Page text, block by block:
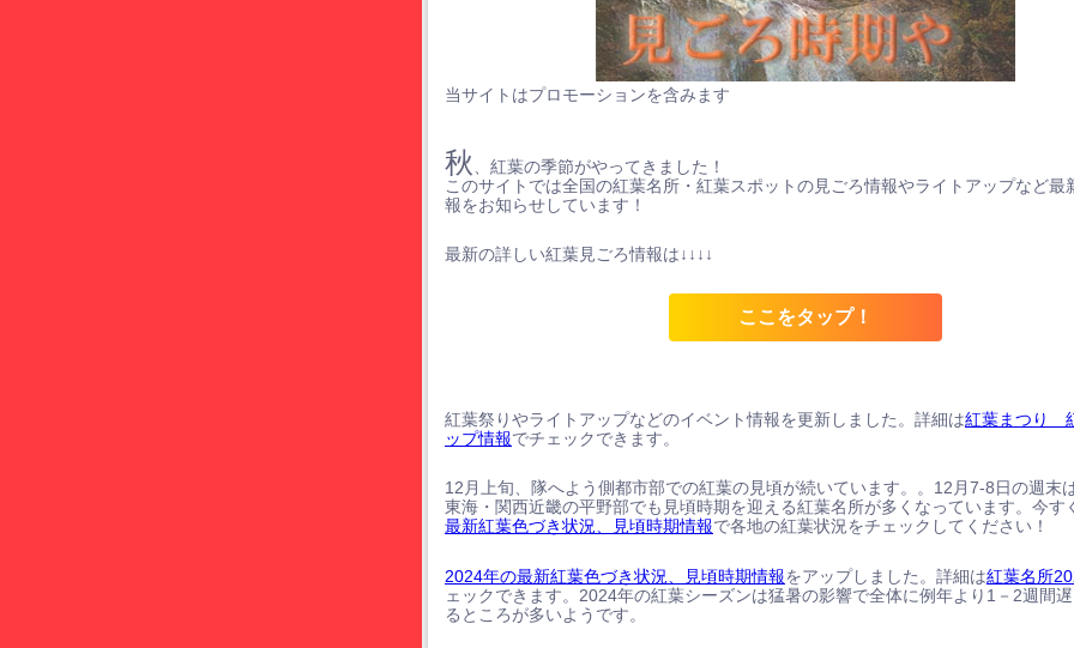
当サイトはプロモーションを含みます
秋
、紅葉の季節がやってきました！
このサイトでは全国の紅葉名所・紅葉スポットの見ごろ情報やライトアップなど最
報をお知らせしています！
最新の詳しい紅葉見ごろ情報は↓↓↓↓
ここをタップ！
紅葉祭りやライトアップなどのイベント情報を更新しました。詳細は紅葉まつり
ップ情報でチェックできます。
12月上旬、隊へよう側都市部での紅葉の見頃が続いています。。12月7-8日の週末
東海・関西近畿の平野部でも見頃時期を迎える紅葉名所が多くなっています。今す
最新紅葉色づき状況、見頃時期情報で各地の紅葉状況をチェックしてください！
2024年の最新紅葉色づき状況、見頃時期情報をアップしました。詳細は紅葉名所
ェックできます。2024年の紅葉シーズンは猛暑の影響で全体に例年より1－2週間
るところが多いようです。